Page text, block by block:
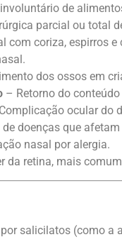
de
parcial ou total
com coriza, espirros e
dos ossos em
– Retorno do
ocular do
doenças que
nasal por alergia.
da retina, mais
salicilatos (como a